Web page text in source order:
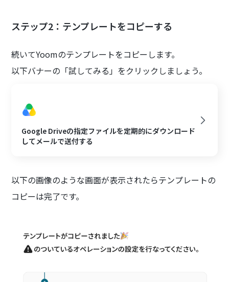
ステップ2：テンプレートをコピーする
続いてYoomのテンプレートをコピーします。
以下バナーの「試してみる」をクリックしましょう。
Google Driveの指定ファイルを定期的にダウンロード
してメールで送付する
以下の画像のような画面が表示されたらテンプレートの
コピーは完了です。